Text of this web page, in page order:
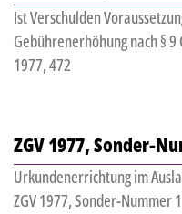
Ist Verschulden
Gebührenerhöhung nach § 9
1977, 472
ZGV 1977, Sonder-
Urkundenerrichtung im
ZGV 1977, Sonder-Nummer 1